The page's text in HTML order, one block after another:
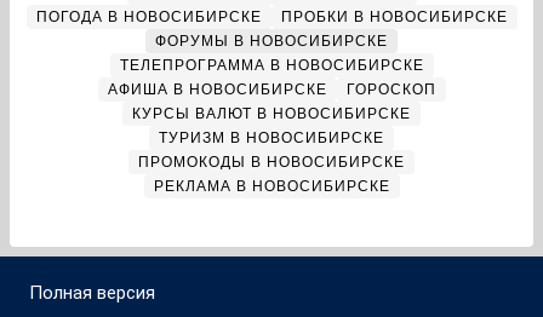
ПОГОДА В НОВОСИБИРСКЕ
ПРОБКИ В НОВОСИБИРСКЕ
ФОРУМЫ В НОВОСИБИРСКЕ
ТЕЛЕПРОГРАММА В НОВОСИБИРСКЕ
АФИША В НОВОСИБИРСКЕ
ГОРОСКОП
КУРСЫ ВАЛЮТ В НОВОСИБИРСКЕ
ТУРИЗМ В НОВОСИБИРСКЕ
ПРОМОКОДЫ В НОВОСИБИРСКЕ
РЕКЛАМА В НОВОСИБИРСКЕ
Полная версия